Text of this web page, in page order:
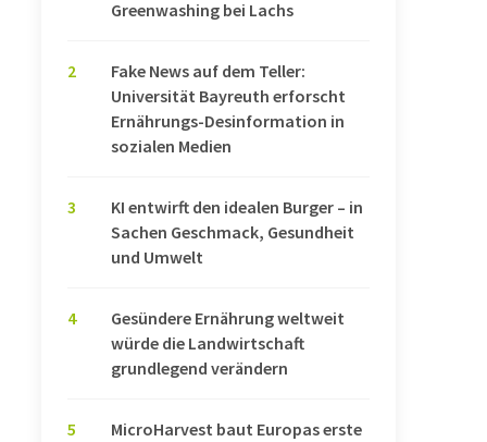
Greenwashing bei Lachs
2
Fake News auf dem Teller:
Universität Bayreuth erforscht
Ernährungs-Desinformation in
sozialen Medien
3
KI entwirft den idealen Burger – in
Sachen Geschmack, Gesundheit
und Umwelt
4
Gesündere Ernährung weltweit
würde die Landwirtschaft
grundlegend verändern
5
MicroHarvest baut Europas erste